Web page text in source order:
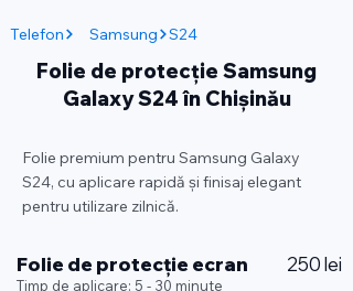
Telefon Samsung S24
Folie de protecție Samsung
Galaxy S24 în Chișinău
Folie premium pentru Samsung Galaxy
S24, cu aplicare rapidă și finisaj elegant
pentru utilizare zilnică.
Folie de protecție ecran 250 lei
Timp de aplicare: 5 - 30 minute